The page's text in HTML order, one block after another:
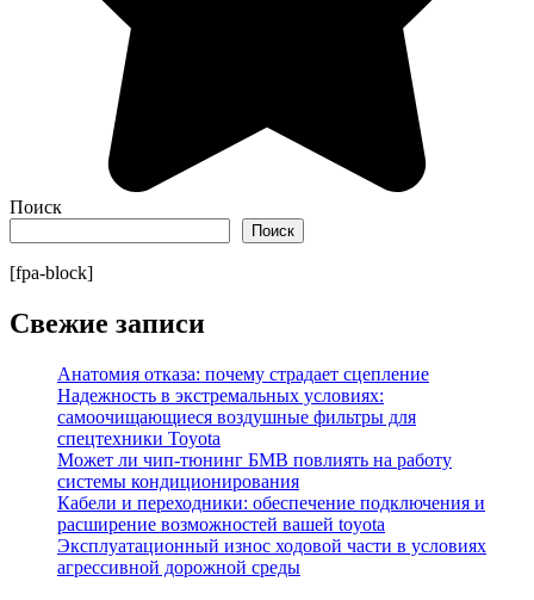
Поиск
Поиск
[fpa-block]
Свежие записи
Анатомия отказа: почему страдает сцепление
Надежность в экстремальных условиях:
самоочищающиеся воздушные фильтры для
спецтехники Toyota
Может ли чип-тюнинг БМВ повлиять на работу
системы кондиционирования
Кабели и переходники: обеспечение подключения и
расширение возможностей вашей toyota
Эксплуатационный износ ходовой части в условиях
агрессивной дорожной среды